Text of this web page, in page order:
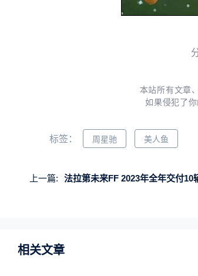
本站所有文章
如果侵犯了
标签： 周星驰 美人鱼
上一篇: 法拉第未来FF 2023年全年交付10辆车 贾
相关文章